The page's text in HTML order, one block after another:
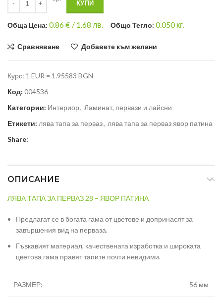
КУПИ
Общa Цена: 0.86€ / 1.68 лв. Общо Тегло: 0.050кг.
Сравняване Добавете към желани
Курс: 1 EUR = 1.95583 BGN
Код: 004536
Категории: Интериор, Ламинат, первази и лайсни
Етикети: лява тапа за перваз, лява тапа за перваз явор патина
Share:
ОПИСАНИЕ
ЛЯВА ТАПА ЗА ПЕРВАЗ 28 – ЯВОР ПАТИНА
Предлагат се в богата гама от цветове и допринасят за
завършения вид на перваза.
Гъвкавият материал, качествената изработка и широката
цветова гама правят тапите почти невидими.
РАЗМЕР: 56 мм